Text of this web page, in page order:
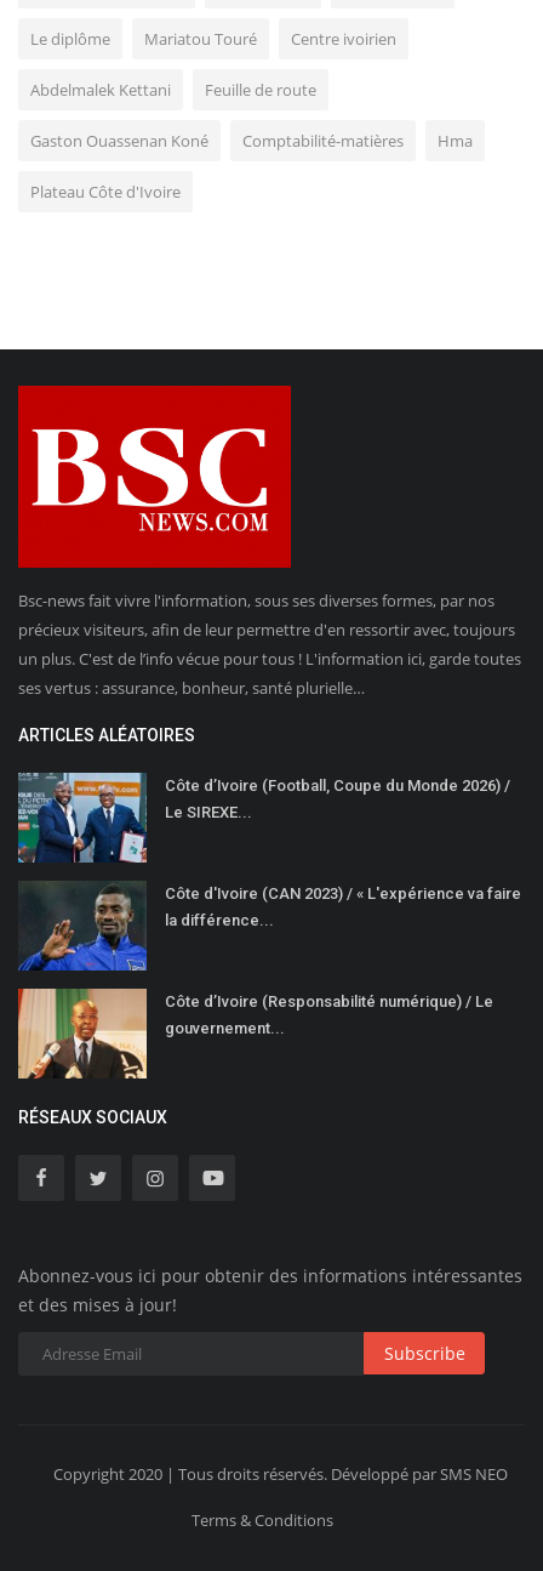
Le diplôme Mariatou Touré Centre ivoirien
Abdelmalek Kettani Feuille de route
Gaston Ouassenan Koné Comptabilité-matières Hma
Plateau Côte d'Ivoire
Bsc-news fait vivre l'information, sous ses diverses formes, par nos
précieux visiteurs, afin de leur permettre d'en ressortir avec, toujours
un plus. C'est de l’info vécue pour tous ! L'information ici, garde toutes
ses vertus : assurance, bonheur, santé plurielle…
ARTICLES ALÉATOIRES
Côte d’Ivoire (Football, Coupe du Monde 2026) /
Le SIREXE...
Côte d'Ivoire (CAN 2023) / « L'expérience va faire
la différence...
Côte d’Ivoire (Responsabilité numérique) / Le
gouvernement...
RÉSEAUX SOCIAUX
Abonnez-vous ici pour obtenir des informations intéressantes
et des mises à jour!
Subscribe
Copyright 2020 | Tous droits réservés. Développé par SMS NEO
Terms & Conditions